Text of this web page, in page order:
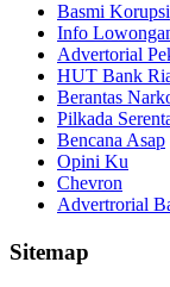
Basmi Korupsi
Info
Advertorial
HUT Bank
Berantas
Pilkada
Bencana Asap
Opini Ku
Chevron
Advertrorial
Sitemap